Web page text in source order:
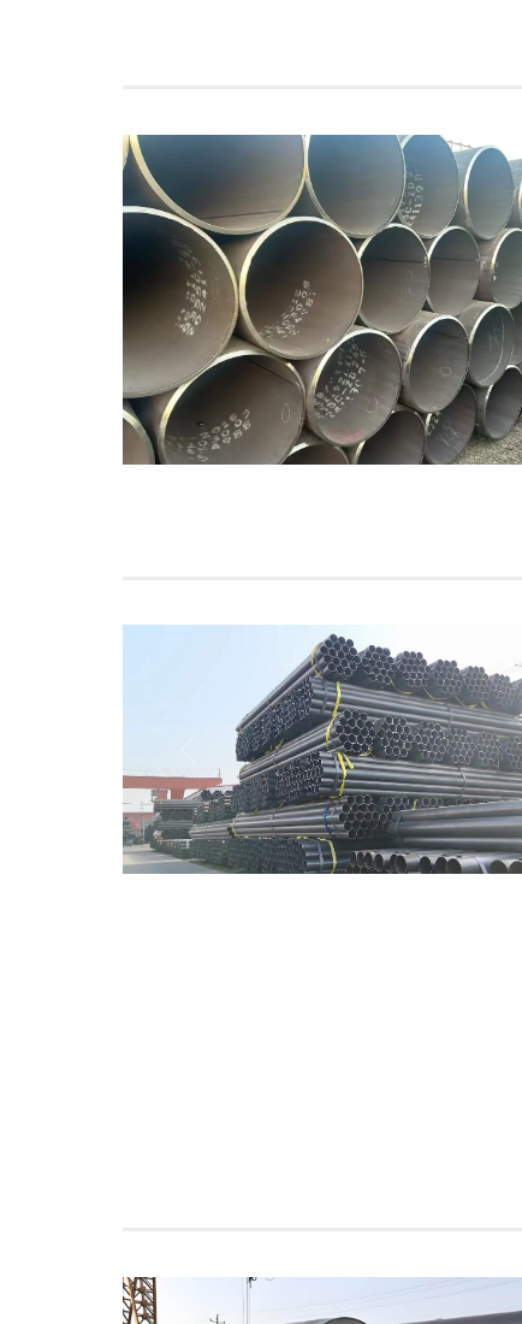
Paip Keluli A252
DALAM 10219 Paip
yang dikimpal